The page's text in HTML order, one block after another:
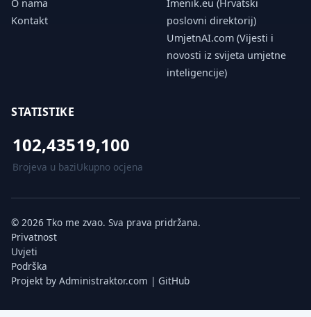
O nama
Kontakt
Imenik.eu (Hrvatski
poslovni direktorij)
UmjetnAI.com (Vijesti i
novosti iz svijeta umjetne
inteligencije)
STATISTIKE
102,435
Brojeva u bazi
19,100
Ukupno ocjena
© 2026 Tko me zvao. Sva prava pridržana.
Privatnost
Uvjeti
Podrška
Projekt by Administraktor.com | GitHub